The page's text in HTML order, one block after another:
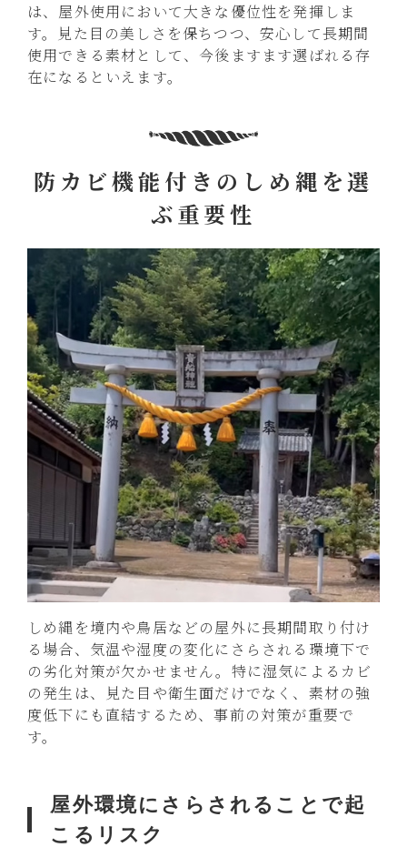
は、屋外使用において大きな優位性を発揮しま
す。見た目の美しさを保ちつつ、安心して長期間
使用できる素材として、今後ますます選ばれる存
在になるといえます。
防カビ機能付きのしめ縄を選
ぶ重要性
しめ縄を境内や鳥居などの屋外に長期間取り付け
る場合、気温や湿度の変化にさらされる環境下で
の劣化対策が欠かせません。特に湿気によるカビ
の発生は、見た目や衛生面だけでなく、素材の強
度低下にも直結するため、事前の対策が重要で
す。
屋外環境にさらされることで起
こるリスク